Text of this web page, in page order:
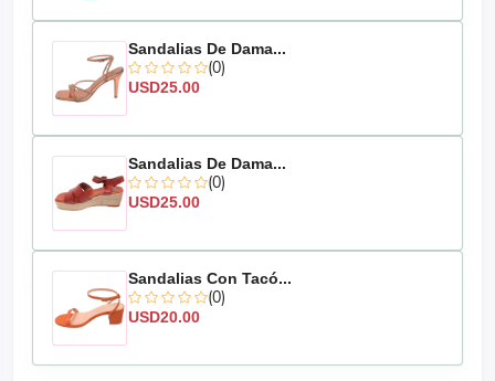
Sandalias De Dama...
(0)
USD25.00
Sandalias De Dama...
(0)
USD25.00
Sandalias Con Tacó...
(0)
USD20.00